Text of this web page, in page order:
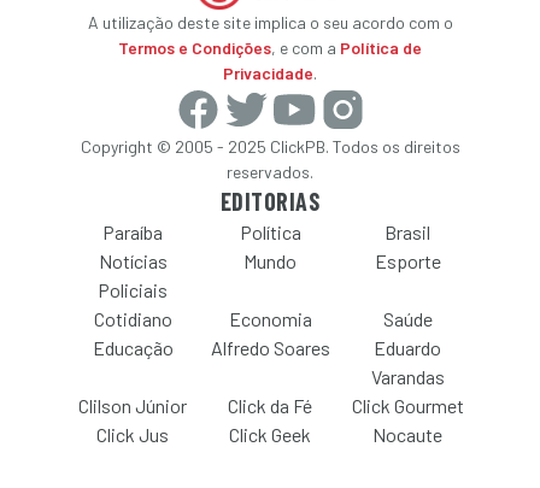
A utilização deste site implica o seu acordo com o
Termos e Condições, e com a Política de
Privacidade.
Copyright © 2005 - 2025 ClickPB. Todos os direitos
reservados.
EDITORIAS
Paraíba Política
Brasil
Notícias
Policiais
Mundo Esporte
Cotidiano Economia
Saúde
Educação
Alfredo Soares
Eduardo
Varandas
Clilson Júnior
Click da Fé
Click Gourmet
Click Jus
Click Geek Nocaute